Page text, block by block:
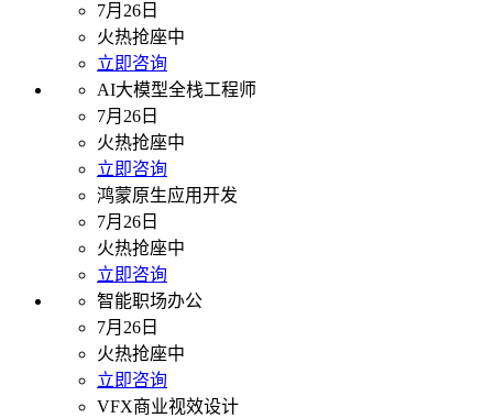
7月26日
火热抢座中
立即咨询
AI大模型全栈工程师
7月26日
火热抢座中
立即咨询
鸿蒙原生应用开发
7月26日
火热抢座中
立即咨询
智能职场办公
7月26日
火热抢座中
立即咨询
VFX商业视效设计